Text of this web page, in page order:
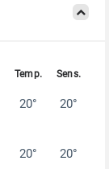
20° 20°
20° 20°